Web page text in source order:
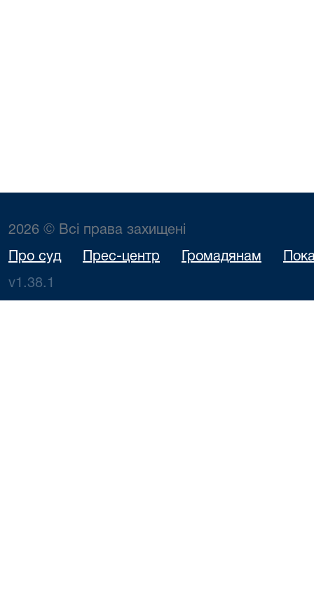
2026 © Всі права захищені
Про суд Прес-центр Громадянам
v1.38.1